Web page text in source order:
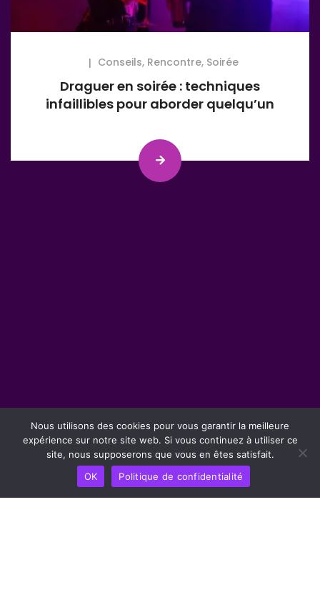
Conseils, Rencontre, Soirée
Draguer en soirée : techniques
infaillibles pour aborder quelqu’un
Nous utilisons des cookies pour vous garantir la meilleure
expérience sur notre site web. Si vous continuez à utiliser ce
site, nous supposerons que vous en êtes satisfait.
OK
Politique de confidentialité